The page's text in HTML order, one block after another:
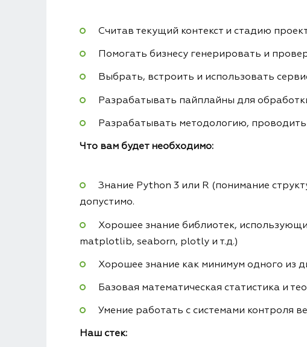
Считав текущий контекст и стадию
Помогать бизнесу генерировать и
Выбрать, встроить и использовать
Разрабатывать пайплайны для
Разрабатывать методологию,
Что вам будет необходимо:
Знание Python 3 или R (понимание
допустимо.
Хорошее знание библиотек,
matplotlib, seaborn, plotly и т.д.)
Хорошее знание как минимум одного из
Базовая математическая статистика и
Умение работать с системами контроля
Наш стек: